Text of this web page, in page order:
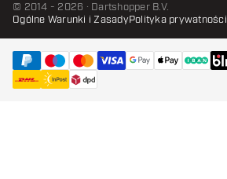
© 2014 - 2026 · Dartshopper B.V.
Ogólne Warunki i ZasadyPolityka prywatności